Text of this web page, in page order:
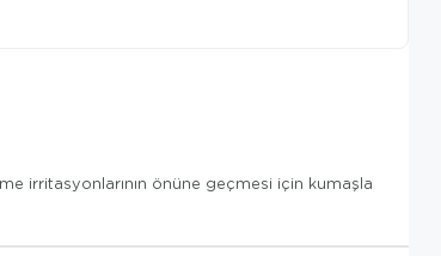
irritasyonlarının önüne geçmesi için kumaşla